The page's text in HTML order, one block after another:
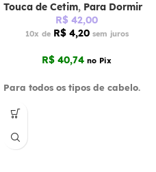
Touca de Cetim, Para Dormir
R$ 42,00
10x de R$4,20 sem juros
R$ 40,74 no Pix
Para todos os tipos de cabelo.